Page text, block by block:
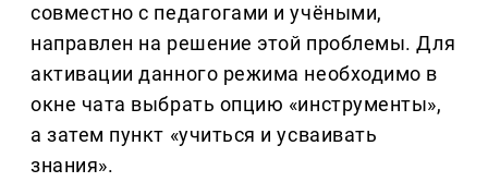
совместно с педагогами и учёными,
направлен на решение этой проблемы. Для
активации данного режима необходимо в
окне чата выбрать опцию «инструменты»,
а затем пункт «учиться и усваивать
знания».